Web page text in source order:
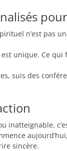
n’est pas
unique. Ce
suis des
inatteignable,
sincère.